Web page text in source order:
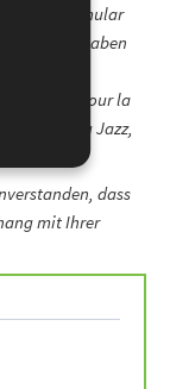
im Formular
Sie haben
nationale pour la
du Jazz,
dass
mit Ihrer